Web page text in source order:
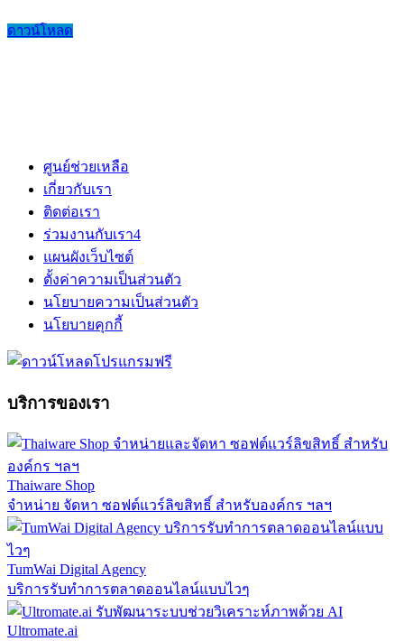
ดาวน์โหลด
ศูนย์ช่วยเหลือ
เกี่ยวกับเรา
ติดต่อเรา
ร่วมงานกับเรา4
แผนผังเว็บไซต์
ตั้งค่าความเป็นส่วนตัว
นโยบายความเป็นส่วนตัว
นโยบายคุกกี้
บริการของเรา
Thaiware Shop
จำหน่าย จัดหา ซอฟต์แวร์ลิขสิทธิ์ สำหรับองค์กร ฯลฯ
TumWai Digital Agency
บริการรับทำการตลาดออนไลน์แบบไวๆ
Ultromate.ai